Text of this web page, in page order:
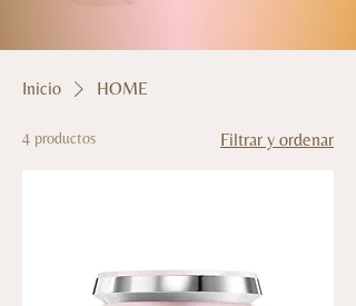
Inicio HOME
4 productos Filtrar y ordenar